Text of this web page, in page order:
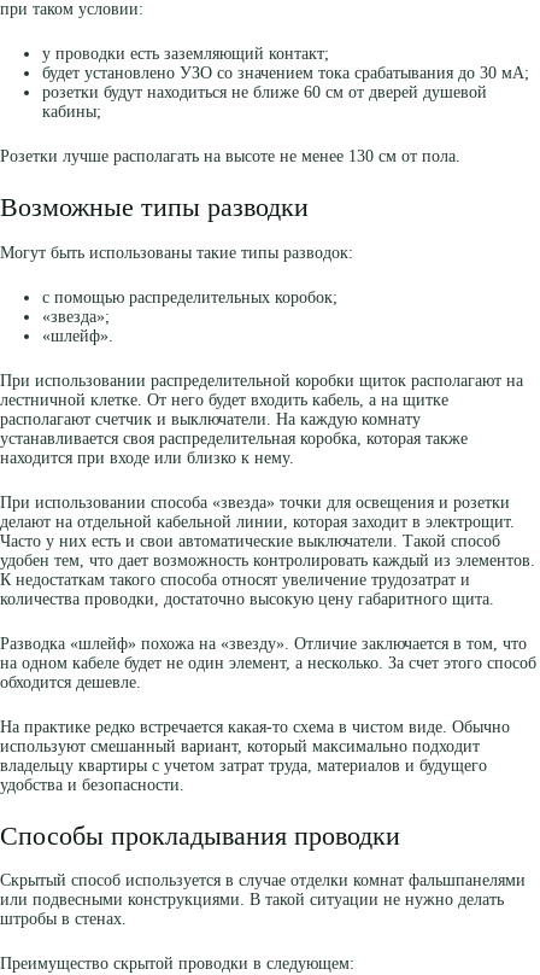
при таком условии:
у проводки есть заземляющий контакт;
будет установлено УЗО со значением тока срабатывания до 30 мА;
розетки будут находиться не ближе 60 см от дверей душевой
кабины;
Розетки лучше располагать на высоте не менее 130 см от пола.
Возможные типы разводки
Могут быть использованы такие типы разводок:
с помощью распределительных коробок;
«звезда»;
«шлейф».
При использовании распределительной коробки щиток располагают на
лестничной клетке. От него будет входить кабель, а на щитке
располагают счетчик и выключатели. На каждую комнату
устанавливается своя распределительная коробка, которая также
находится при входе или близко к нему.
При использовании способа «звезда» точки для освещения и розетки
делают на отдельной кабельной линии, которая заходит в электрощит.
Часто у них есть и свои автоматические выключатели. Такой способ
удобен тем, что дает возможность контролировать каждый из элементов.
К недостаткам такого способа относят увеличение трудозатрат и
количества проводки, достаточно высокую цену габаритного щита.
Разводка «шлейф» похожа на «звезду». Отличие заключается в том, что
на одном кабеле будет не один элемент, а несколько. За счет этого способ
обходится дешевле.
На практике редко встречается какая-то схема в чистом виде. Обычно
используют смешанный вариант, который максимально подходит
владельцу квартиры с учетом затрат труда, материалов и будущего
удобства и безопасности.
Способы прокладывания проводки
Скрытый способ используется в случае отделки комнат фальшпанелями
или подвесными конструкциями. В такой ситуации не нужно делать
штробы в стенах.
Преимущество скрытой проводки в следующем: